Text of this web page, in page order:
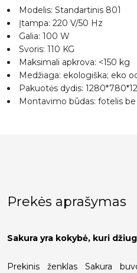
Modelis: Standartinis 801
Įtampa: 220 V/50 Hz
Galia: 100 W
Svoris: 110 KG
Maksimali apkrova: <150 kg
Medžiaga: ekologiška; eko
Pakuotės dydis:
Montavimo būdas: fotelis
Prekės aprašymas
Sakura yra kokybė, kuri
Prekinis ženklas Sakura